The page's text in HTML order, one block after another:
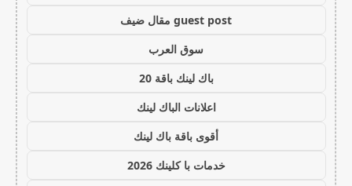
guest post مقال ضيف
سوق العرب
باك لينك باقة 20
اعلانات الباك لينك
أقوى باقة باك لينك
خدمات با كلينك 2026